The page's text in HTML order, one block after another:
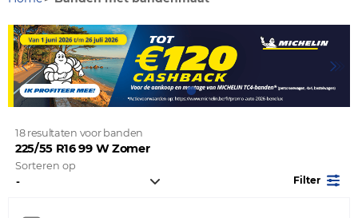
18 resultaten voor banden
225/55 R16 99 W Zomer
Sorteren op
Filter